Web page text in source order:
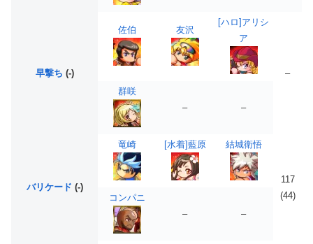
早撃ち (-)
佐伯 友沢
[ハロ]アリシ
ア
–
群咲
–
–
バリケード (-)
竜崎 [水着]藍原 結城衛悟
117
(44)
コンパニ
–
–